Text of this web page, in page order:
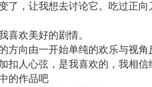
了，让我想去讨论它。吃过正
喜欢美好的剧情。
方向由一开始单纯的欢乐与视
扣人心弦，是我喜欢的，我相
的作品吧